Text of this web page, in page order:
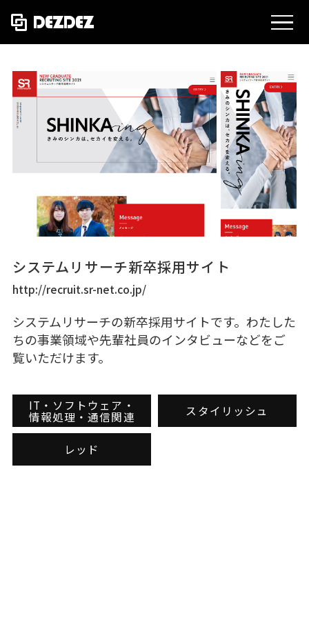
システムリサーチ新卒採用サイト
http://recruit.sr-net.co.jp/
システムリサーチの新卒採用サイトです。わたした
ちの事業領域や先輩社員のインタビューなどをご
覧いただけます。
IT・ソフトウェア・
情報処理・通信関連 スタイリッシュ
レッド